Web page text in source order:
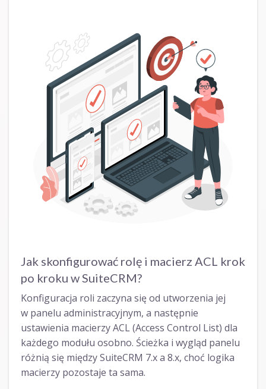
Jak skonfigurować rolę i macierz ACL krok
po kroku w SuiteCRM?
Konfiguracja roli zaczyna się od utworzenia jej
w panelu administracyjnym, a następnie
ustawienia macierzy ACL (Access Control List) dla
każdego modułu osobno. Ścieżka i wygląd panelu
różnią się między SuiteCRM 7.x a 8.x, choć logika
macierzy pozostaje ta sama.